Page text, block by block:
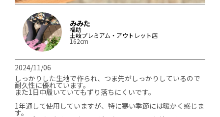
みみた
福助
土岐プレミアム・アウトレット店
162cm
2024/11/06
しっかりした生地で作られ、つま先がしっかりしているので
耐久性に優れています。
また1日中履いていてもずり落ちにくいです。
1年通して使用していますが、特に寒い季節には暖かく感じま
す。